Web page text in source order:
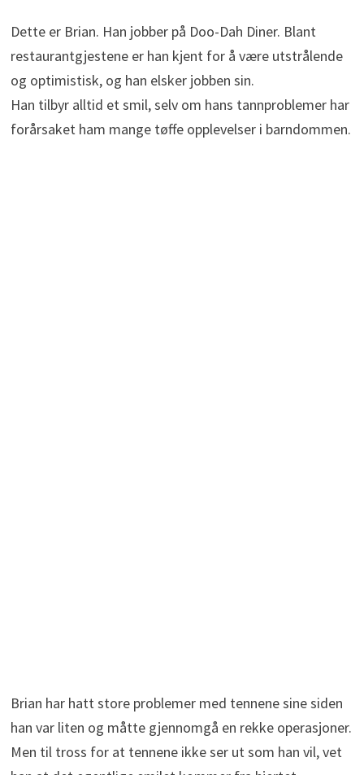
Dette er Brian. Han jobber på Doo-Dah Diner. Blant
restaurantgjestene er han kjent for å være utstrålende
og optimistisk, og han elsker jobben sin.
Han tilbyr alltid et smil, selv om hans tannproblemer har
forårsaket ham mange tøffe opplevelser i barndommen.
Brian har hatt store problemer med tennene sine siden
han var liten og måtte gjennomgå en rekke operasjoner.
Men til tross for at tennene ikke ser ut som han vil, vet